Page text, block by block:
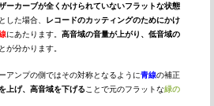
ーカーブが全くかけられていないフラットな状態
とした場合、 レコードのカッティングのためにかけ
にあたります。 高音域の音量が上がり、低音域の
が分かります。
アンプの側ではその対称となるように青線の補正
上げ、高音域を下げる ことで元のフラットな緑の